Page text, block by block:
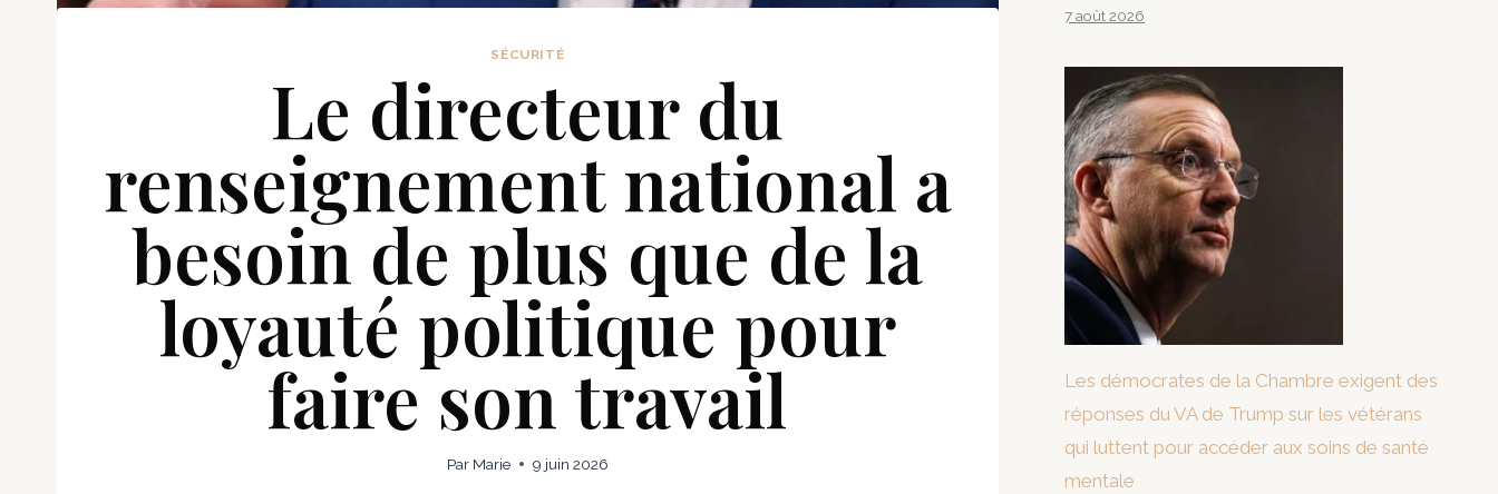
SÉCURITÉ
Le directeur du
renseignement national a
besoin de plus que de la
loyauté politique pour
faire son travail
Par Marie 9 juin 2026
7 août 2026
Les démocrates de la Chambre exigent des
réponses du VA de Trump sur les vétérans
qui luttent pour accéder aux soins de santé
mentale